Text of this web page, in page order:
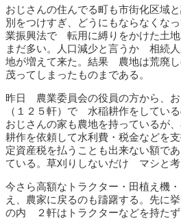
おじさんの住んでる町も市街化区域
別をつけすぎ、どうにもならなくな
業振興法で 転用に縛りをかけた土
まだ多い。人口減少と言うか 相続
地が増えて来た。結果 農地は荒廃
茂ってしまったものまである。
昨日 農業委員会の役員の方から、
（１２５軒）で 水稲耕作をしている
おじさんの家も農地を持っているが
耕作を依頼して水利費・税金などを
定資産税を払うことも出来ない額で
ている。草刈りしないだけ マシと考
今さら高額なトラクター・田植え機
え、農家に戻るのも躊躇する。先に
の内 ２軒はトラクターなどを持たず